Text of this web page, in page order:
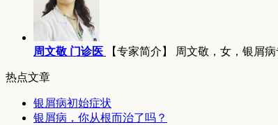
周文敬 门诊医 【专家简介】 周文敬，女，银屑
热点文章
银屑病初始症状
银屑病，你从根而治了吗？